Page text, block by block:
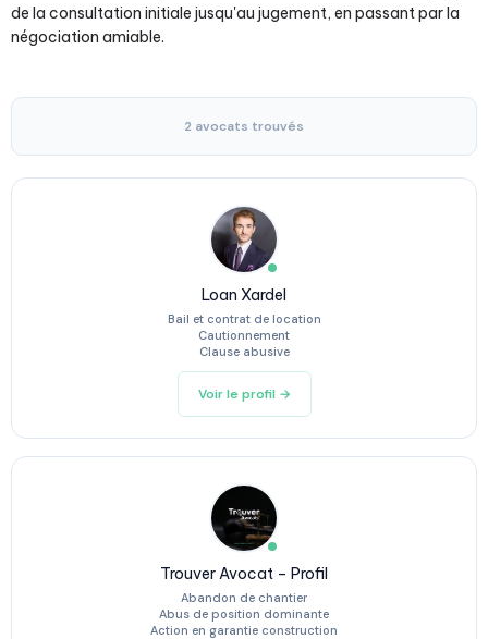
de la consultation initiale jusqu'au jugement, en passant par la
négociation amiable.
2 avocats trouvés
Loan Xardel
Bail et contrat de location
Cautionnement
Clause abusive
Voir le profil →
Trouver Avocat – Profil
Abandon de chantier
Abus de position dominante
Action en garantie construction